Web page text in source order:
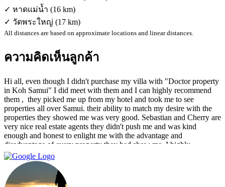
✓ หาดแม่น้ำ (16 km)
✓ วัดพระใหญ่ (17 km)
All distances are based on approximate locations and linear distances.
ความคิดเห็นลูกค้า
Hi all, even though I didn't purchase my villa with "Doctor property
in Koh Samui" I did meet with them and I can highly recommend
them , ‏ they picked me up from my hotel and took me to see
properties all over Samui. their ability to match my desire with the
properties they showed me was very good. Sebastian and Cherry are
very nice real estate agents they didn't push me and was kind
enough and honest to enlight me with the advantage and
disadvantage of every property they had show me. I highly
recommend them and I hope that we can do business in the future